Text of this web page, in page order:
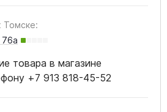
Томске:
товара в магазине
+7 913 818-45-52